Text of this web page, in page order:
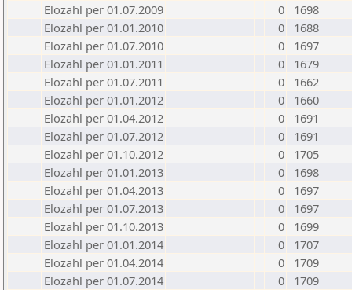
Elozahl per 01.07.2009
0
1698
Elozahl per 01.01.2010
0
1688
Elozahl per 01.07.2010
0
1697
Elozahl per 01.01.2011
0
1679
Elozahl per 01.07.2011
0
1662
Elozahl per 01.01.2012
0
1660
Elozahl per 01.04.2012
0
1691
Elozahl per 01.07.2012
0
1691
Elozahl per 01.10.2012
0
1705
Elozahl per 01.01.2013
0
1698
Elozahl per 01.04.2013
0
1697
Elozahl per 01.07.2013
0
1697
Elozahl per 01.10.2013
0
1699
Elozahl per 01.01.2014
0
1707
Elozahl per 01.04.2014
0
1709
Elozahl per 01.07.2014
0
1709